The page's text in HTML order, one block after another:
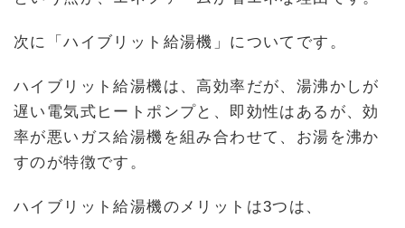
次に「ハイブリット給湯機」についてです。
ハイブリット給湯機は、高効率だが、湯沸かしが
遅い電気式ヒートポンプと、即効性はあるが、効
率が悪いガス給湯機を組み合わせて、お湯を沸か
すのが特徴です。
ハイブリット給湯機のメリットは3つは、